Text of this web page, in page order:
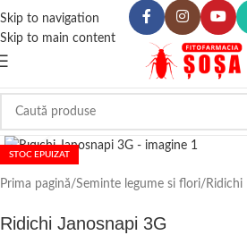
Skip to navigation
Skip to main content
STOC EPUIZAT
Prima pagină/Seminte legume si flori/ Ridichi
Ridichi Janosnapi 3G